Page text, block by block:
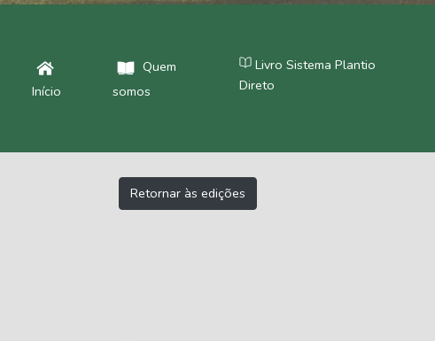
Início
Quem
somos
Livro Sistema Plantio
Direto
Retornar às edições